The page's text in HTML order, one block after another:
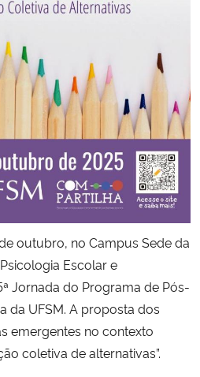
outubro, no Campus Sede da
Escolar e
Jornada do Programa de Pós-
da UFSM. A proposta dos
emergentes no contexto
coletiva de alternativas”.